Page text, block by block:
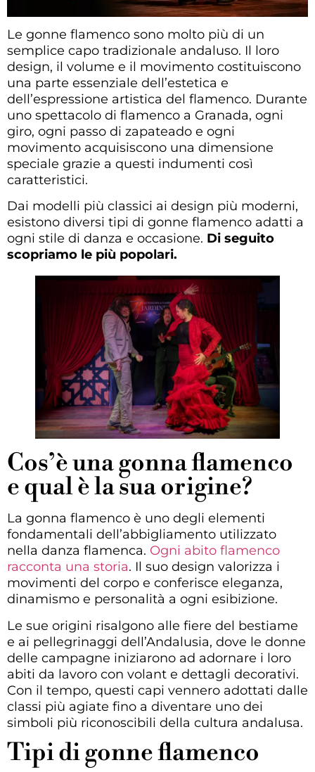
Le gonne flamenco sono molto più di un
semplice capo tradizionale andaluso. Il loro
design, il volume e il movimento costituiscono
una parte essenziale dell’estetica e
dell’espressione artistica del flamenco. Durante
uno spettacolo di flamenco a Granada, ogni
giro, ogni passo di zapateado e ogni
movimento acquisiscono una dimensione
speciale grazie a questi indumenti così
caratteristici.
Dai modelli più classici ai design più moderni,
esistono diversi tipi di gonne flamenco adatti a
ogni stile di danza e occasione. Di seguito
scopriamo le più popolari.
Cos’è una gonna flamenco
e qual è la sua origine?
La gonna flamenco è uno degli elementi
fondamentali dell’abbigliamento utilizzato
nella danza flamenca. Ogni abito flamenco
racconta una storia. Il suo design valorizza i
movimenti del corpo e conferisce eleganza,
dinamismo e personalità a ogni esibizione.
Le sue origini risalgono alle fiere del bestiame
e ai pellegrinaggi dell’Andalusia, dove le donne
delle campagne iniziarono ad adornare i loro
abiti da lavoro con volant e dettagli decorativi.
Con il tempo, questi capi vennero adottati dalle
classi più agiate fino a diventare uno dei
simboli più riconoscibili della cultura andalusa.
Tipi di gonne flamenco